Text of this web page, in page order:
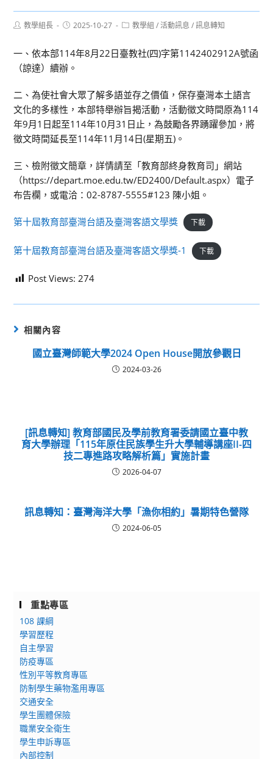
Post教學組長
Post2025-10-27
Post教學組 / 活動訊息 / 訊息轉知
一、依本部114年8月22日臺教社(四)字第1142402912A號函
（諒達）續辦。
二、為使社會大眾了解多語並存之價值，保存臺灣本土語言
文化的多樣性，本部特舉辦旨揭活動，活動徵文時間原為114
年9月1日起至114年10月31日止，為鼓勵各界踴躍參加，將
徵文時間延長至114年11月14日(星期五)。
三、檢附徵文簡章，詳情請至「教育部終身教育司」網站
（https://depart.moe.edu.tw/ED2400/Default.aspx）電子
布告欄，或電洽：02-8787-5555#123 陳小姐。
第十屆教育部臺灣台語及臺灣客語文學獎 下載
第十屆教育部臺灣台語及臺灣客語文學獎-1 下載
Post Views: 274
相關內容
國立臺灣師範大學2024 Open House開放參觀日
2024-03-26
[訊息轉知] 教育部國民及學前教育署委請國立臺中教
育大學辦理「115年原住民族學生升大學輔導講座II-四
技二專進路攻略解析篇」實施計畫
2026-04-07
訊息轉知：臺灣海洋大學「漁你相約」暑期特色營隊
2024-06-05
重點專區
108 課綱
學習歷程
自主學習
防疫專區
性別平等教育專區
防制學生藥物濫用專區
交通安全
學生團體保險
職業安全衛生
學生申訴專區
內部控制